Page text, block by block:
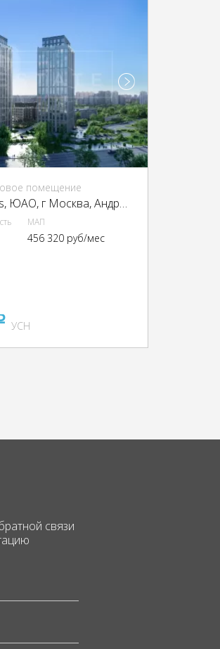
помещение
ЖК Dream Towers, ЮАО, г Москва, Андропова пр-т, вл. 9/1
МАП
456 320 руб/мес
УСН
связи